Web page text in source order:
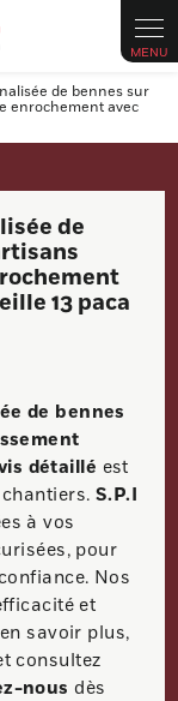
de bennes sur
enrochement avec
de
13 paca
de bennes
détaillé est
S.P.I
à vos
pour
Nos
et
savoir plus,
consultez
nous dès